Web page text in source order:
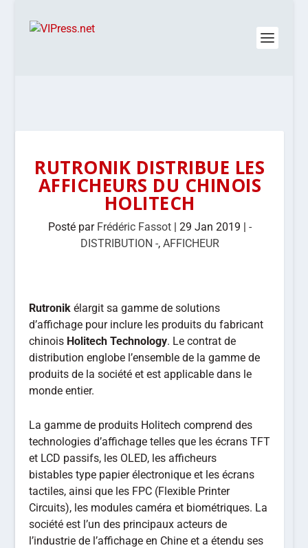
RUTRONIK DISTRIBUE LES
AFFICHEURS DU CHINOIS
HOLITECH
Posté par Frédéric Fassot| 29 Jan 2019 | -
DISTRIBUTION -, AFFICHEUR
Rutronikélargit sa gamme de solutions
d’affichage pour inclure les produits du fabricant
chinois Holitech Technology. Le contrat de
distribution englobe l’ensemble de la gamme de
produits de la société et est applicable dans le
monde entier.
La gamme de produits Holitech comprend des
technologies d’affichage telles que les écrans TFT
et LCD passifs, les OLED, les afficheurs
bistables type papier électronique et les écrans
tactiles, ainsi que les FPC (Flexible Printer
Circuits), les modules caméra et biométriques. La
société est l’un des principaux acteurs de
l’industrie de l’affichage en Chine et a étendu ses